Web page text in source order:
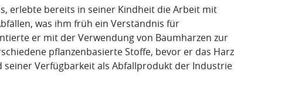
erlebte bereits in seiner Kindheit die Arbeit mit
was ihm früh ein Verständnis für
er mit der Verwendung von Baumharzen zur
pflanzenbasierte Stoffe, bevor er das Harz
Verfügbarkeit als Abfallprodukt der Industrie